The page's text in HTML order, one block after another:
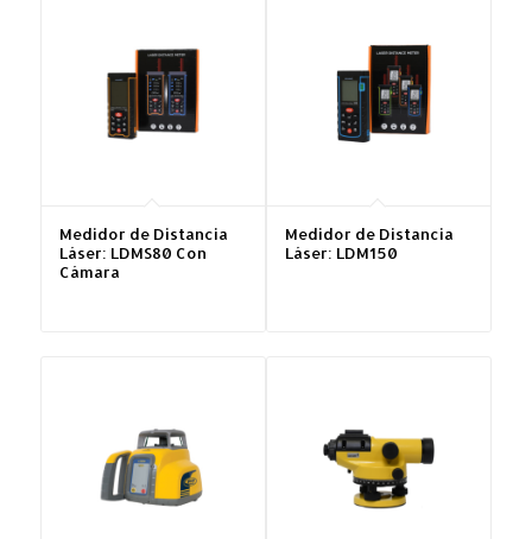
Medidor de Distancia
Láser: LDMS80 Con
Cámara
Medidor de Distancia
Láser: LDM150